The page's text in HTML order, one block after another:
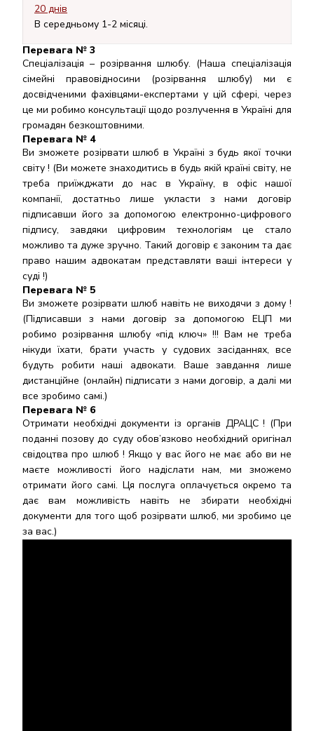
20 днів
В середньому 1-2 місяці.
Перевага № 3
Спеціалізація – розірвання шлюбу. (Наша спеціалізація
сімейні правовідносини (розірвання шлюбу) ми є
досвідченими фахівцями-експертами у цій сфері, через
це ми робимо консультації щодо розлучення в Україні для
громадян безкоштовними.
Перевага № 4
Ви зможете розірвати шлюб в Україні з будь якої точки
світу ! (Ви можете знаходитись в будь якій країні світу, не
треба приїжджати до нас в Україну, в офіс нашої
компанії, достатньо лише укласти з нами договір
підписавши його за допомогою електронно-цифрового
підпису, завдяки цифровим технологіям це стало
можливо та дуже зручно. Такий договір є законим та дає
право нашим адвокатам представляти ваші інтереси у
суді !)
Перевага № 5
Ви зможете розірвати шлюб навіть не виходячи з дому !
(Підписавши з нами договір за допомогою ЕЦП ми
робимо розірвання шлюбу «під ключ» !!! Вам не треба
нікуди їхати, брати участь у судових засіданнях, все
будуть робити наші адвокати. Ваше завдання лише
дистанційне (онлайн) підписати з нами договір, а далі ми
все зробимо самі.)
Перевага № 6
Отримати необхідні документи із органів ДРАЦС ! (При
поданні позову до суду обов’язково необхідний оригінал
свідоцтва про шлюб ! Якщо у вас його не має або ви не
маєте можливості його надіслати нам, ми зможемо
отримати його самі. Ця послуга оплачується окремо та
дає вам можливість навіть не збирати необхідні
документи для того щоб розірвати шлюб, ми зробимо це
за вас.)